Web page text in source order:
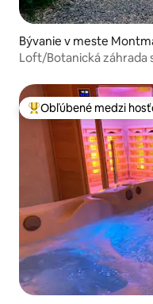
Bývanie v meste
Loft/Botanická záhrada
Najobľúbenejšie medzi
Obľúbené medzi